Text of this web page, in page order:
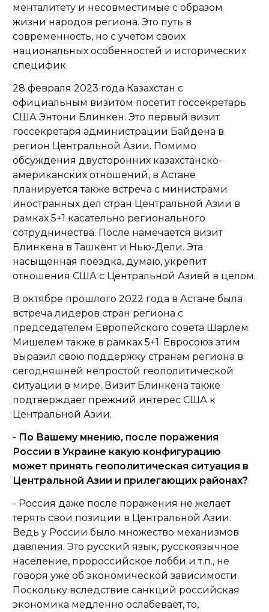
менталитету и несовместимые с образом
жизни народов региона. Это путь в
современность, но с учетом своих
национальных особенностей и исторических
специфик.
28 февраля 2023 года Казахстан с
официальным визитом посетит госсекретарь
США Энтони Блинкен. Это первый визит
госсекретаря администрации Байдена в
регион Центральной Азии. Помимо
обсуждения двусторонних казахстанско-
американских отношений, в Астане
планируется также встреча с министрами
иностранных дел стран Центральной Азии в
рамках 5+1 касательно регионального
сотрудничества. После намечается визит
Блинкена в Ташкент и Нью-Дели. Эта
насыщенная поездка, думаю, укрепит
отношения США с Центральной Азией в целом.
В октябре прошлого 2022 года в Астане была
встреча лидеров стран региона с
председателем Европейского совета Шарлем
Мишелем также в рамках 5+1. Евросоюз этим
выразил свою поддержку странам региона в
сегодняшней непростой геополитической
ситуации в мире. Визит Блинкена также
подтверждает прежний интерес США к
Центральной Азии.
- По Вашему мнению, после поражения
России в Украине какую конфигурацию
может принять геополитическая ситуация в
Центральной Азии и прилегающих районах?
- Россия даже после поражения не желает
терять свои позиции в Центральной Азии.
Ведь у России было множество механизмов
давления. Это русский язык, русскоязычное
население, пророссийское лобби и т.п., не
говоря уже об экономической зависимости.
Поскольку вследствие санкций российская
экономика медленно ослабевает, то,